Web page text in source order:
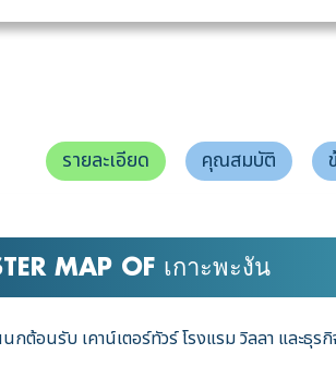
รายละเอียด คุณสมบัติ
MAP OF เกาะพะงัน
นกต้อนรับ เคาน์เตอร์ทัวร์ โรงแรม วิลลา และธุ